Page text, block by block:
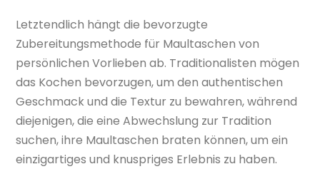
Letztendlich hängt die bevorzugte
Zubereitungsmethode für Maultaschen von
persönlichen Vorlieben ab. Traditionalisten mögen
das Kochen bevorzugen, um den authentischen
Geschmack und die Textur zu bewahren, während
diejenigen, die eine Abwechslung zur Tradition
suchen, ihre Maultaschen braten können, um ein
einzigartiges und knuspriges Erlebnis zu haben.